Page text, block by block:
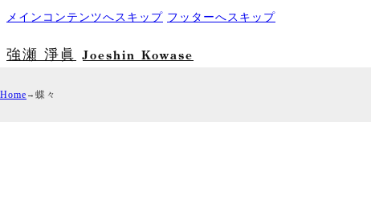
メインコンテンツへスキップ フッターへスキップ
強瀬 淨眞 Joeshin Kowase
Home 蝶々